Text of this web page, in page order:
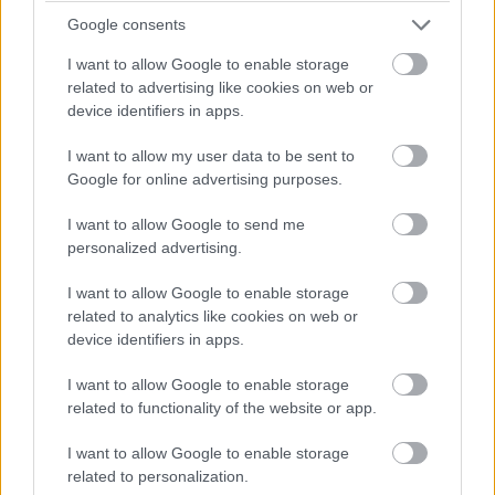
Google consents
I want to allow Google to enable storage
related to advertising like cookies on web or
device identifiers in apps.
I want to allow my user data to be sent to
Google for online advertising purposes.
I want to allow Google to send me
personalized advertising.
I want to allow Google to enable storage
related to analytics like cookies on web or
device identifiers in apps.
I want to allow Google to enable storage
related to functionality of the website or app.
I want to allow Google to enable storage
related to personalization.
technológia, ami 120 wattos töltőfejből és egy
különlegesen minőségi, 6A áramerősséget is elviselő
kábelből áll…na meg persze a speciális vezérlőchipből és
5000 mAh-s akkumulátorból, amely kibírja ezt az őrült
tempót. A gyári adatok szerint a teljesen lemerült telepet
17 perc alatt tudod 100%-ra tölteni. Ez már olyan
sebesség, hogy a telefont töltőre kapcsolva láthatod,
kritikusan fontos, sőt a melegedés és minden egyéb
környezeti tényező, de tény, hogy ilyen gyors töltést még
nem láttunk (sok csúcskészülék még mindig 25-33
wattnál jár, de a konkurenseknél is inkább a 66 watt az
általános).